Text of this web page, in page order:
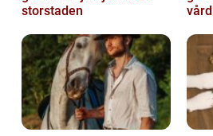
storstaden
vård